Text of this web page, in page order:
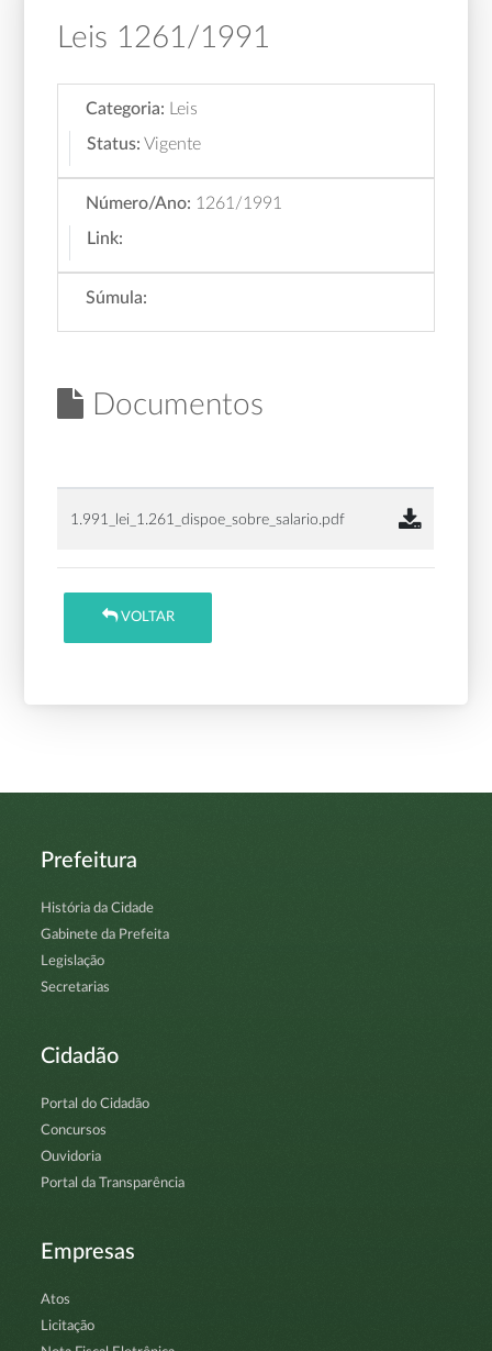
Leis 1261/1991
Categoria:
Leis
Status: Vigente
Número/Ano: 1261/1991
Link:
Súmula:
Documentos
1.991_lei_1.261_dispoe_sobre_salario.pdf
VOLTAR
Prefeitura
História da Cidade
Gabinete da Prefeita
Legislação
Secretarias
Cidadão
Portal do Cidadão
Concursos
Ouvidoria
Portal da Transparência
Empresas
Atos
Licitação